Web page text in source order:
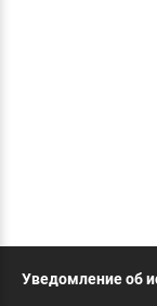
Уведомление об